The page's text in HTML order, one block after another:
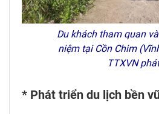
Du khách tham quan
niệm tại Cồn Chim
TTXVN
* Phát triển du lịch bền